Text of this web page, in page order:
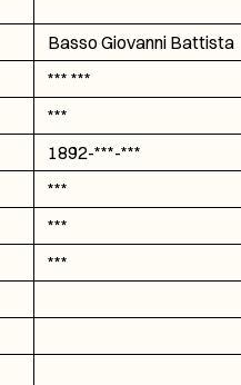
Basso Giovanni Battista
*** ***
***
1892-***-***
***
***
***